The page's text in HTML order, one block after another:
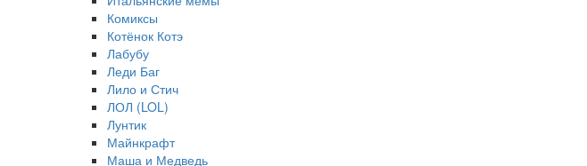
Комиксы
Котёнок Котэ
Лабубу
Леди Баг
Лило и Стич
ЛОЛ (LOL)
Лунтик
Майнкрафт
Маша и Медведь